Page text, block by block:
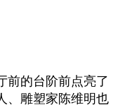
前的台阶前点亮了
、雕塑家陈维明也